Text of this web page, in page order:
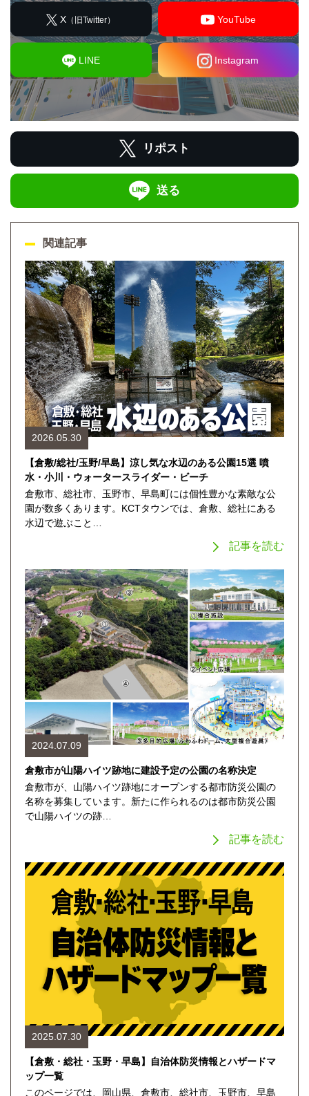
X （旧Twitter） YouTube
LINE Instagram
リポスト
送る
関連記事
2026.05.30
【倉敷/総社/玉野/早島】涼し気な水辺のある公園15選 噴
水・小川・ウォータースライダー・ビーチ
倉敷市、総社市、玉野市、早島町には個性豊かな素敵な公
園が数多くあります。KCTタウンでは、倉敷、総社にある
水辺で遊ぶこと…
記事を読む
2024.07.09
倉敷市が山陽ハイツ跡地に建設予定の公園の名称決定
倉敷市が、山陽ハイツ跡地にオープンする都市防災公園の
名称を募集しています。新たに作られるのは都市防災公園
で山陽ハイツの跡…
記事を読む
2025.07.30
【倉敷・総社・玉野・早島】自治体防災情報とハザードマ
ップ一覧
このページでは、岡山県、倉敷市、総社市、玉野市、早島